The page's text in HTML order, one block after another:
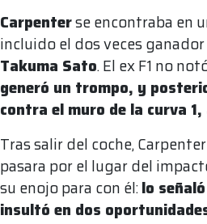
Carpenterse encontraba en
incluido el dos veces
Takuma Sato. El ex F1 no
generó un trompo, y
contra el muro de la curva 1,
Tras salir del coche,
pasara por el lugar del
su enojo para con él:lo
insultó en dos